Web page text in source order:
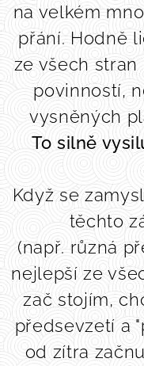
na velkém
přání. Hodně
ze všech
povinností,
vysněných
To silně
Když se
těchto
(např. různá
nejlepší ze
zač stojím,
předsevzetí a
od zítra